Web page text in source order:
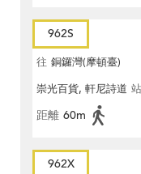
962S
往 銅鑼灣(摩頓臺)
崇光百貨, 軒尼詩道 站
距離 60m
962X